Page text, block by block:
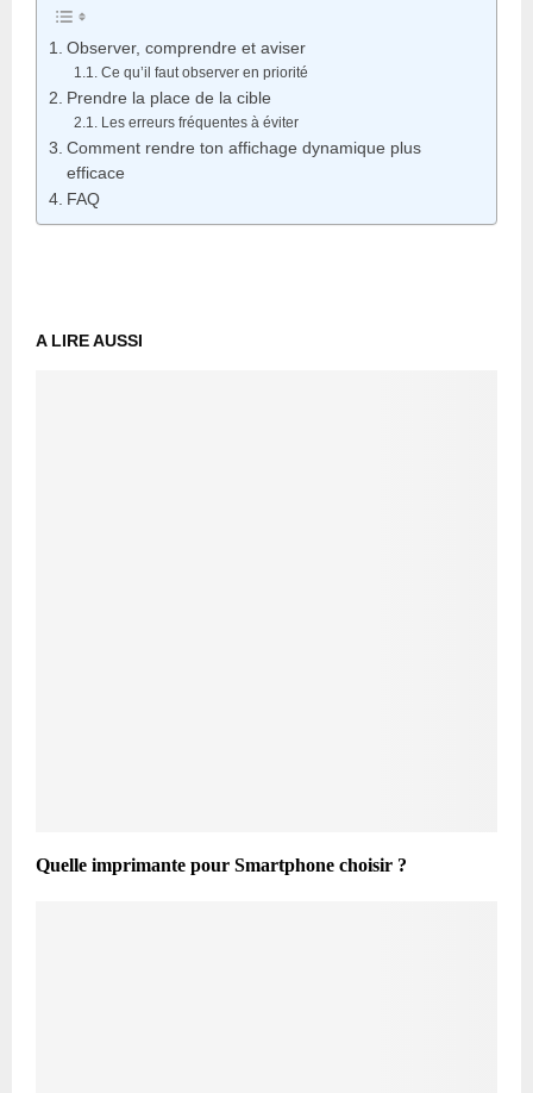
Observer, comprendre et aviser
Ce qu’il faut observer en priorité
Prendre la place de la cible
Les erreurs fréquentes à éviter
Comment rendre ton affichage dynamique plus
efficace
FAQ
A LIRE AUSSI
Quelle imprimante pour Smartphone choisir ?